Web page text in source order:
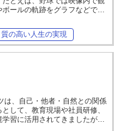
ボールの軌跡をグラフなどで…
質の高い人生の実現
は、自己・他者・自然との関係
して、教育現場や社員研修、
学習に活用されてきましたが…